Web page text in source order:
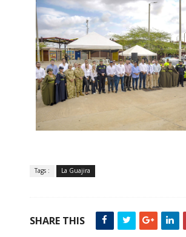
Tags : La Guajira
SHARE THIS